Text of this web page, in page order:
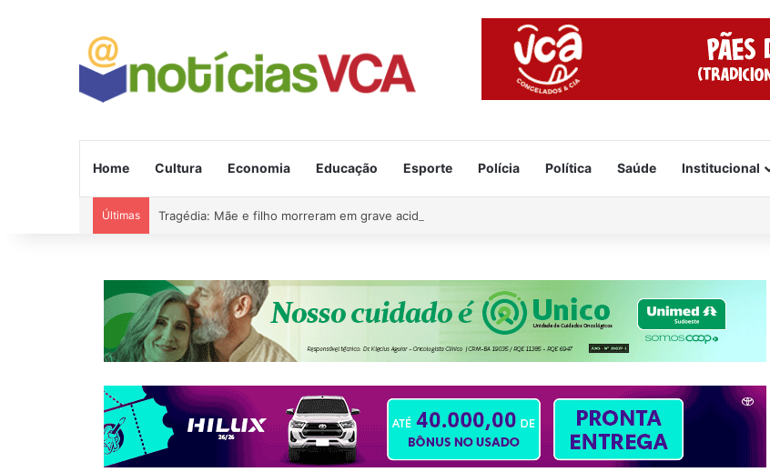
Home Cultura Economia Educação Esporte Polícia Política Saúde Institucional
Últimas Tragédia: Mãe e filho morreram em grave acidente